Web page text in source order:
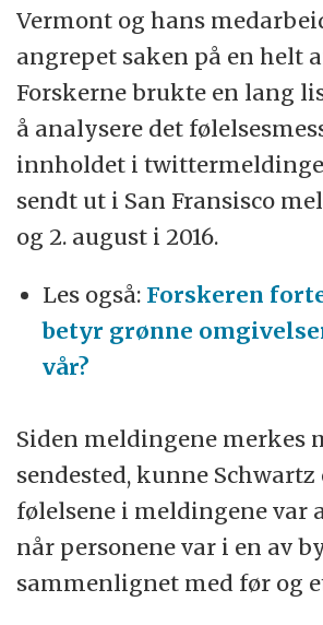
Vermont og hans
angrepet saken på en helt
Forskerne brukte en lang
å analysere det
innholdet i
sendt ut i San Fransisco
og 2. august i 2016.
Les også:Forskeren
betyr grønne
vår?
Siden meldingene merkes
sendested, kunne Schwartz
følelsene i meldingene var
når personene var i en av
sammenlignet med før og